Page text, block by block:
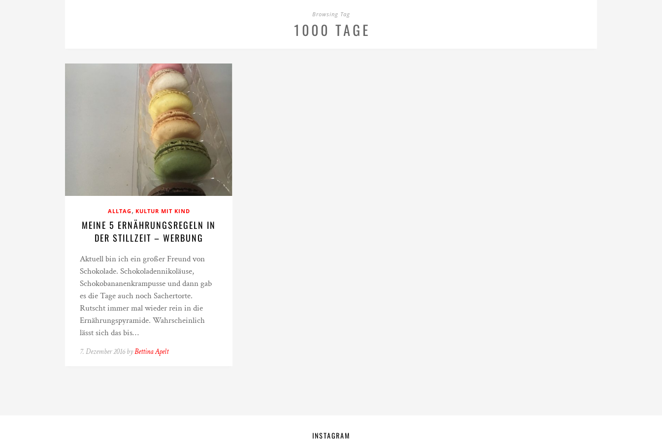
Browsing Tag
1000 TAGE
ALLTAG , KULTUR MIT KIND
MEINE 5 ERNÄHRUNGSREGELN IN
DER STILLZEIT – WERBUNG
Aktuell bin ich ein großer Freund von
Schokolade. Schokoladennikoläuse,
Schokobananenkrampusse und dann gab
es die Tage auch noch Sachertorte.
Rutscht immer mal wieder rein in die
Ernährungspyramide. Wahrscheinlich
lässt sich das bis…
7. Dezember 2016 byBettina Apelt
INSTAGRAM